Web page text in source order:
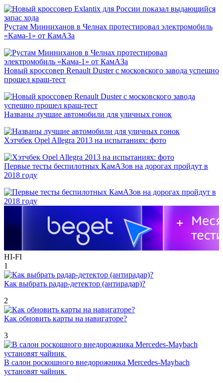
Рустам Минниханов в Челнах протестировал электромобиль
«Кама-1» от КамАЗа
Новый кроссовер Renault Duster с московского завода успешно
прошел краш-тест
Названы лучшие автомобили для уличных гонок
Хэтчбек Opel Allegra 2013 на испытаниях: фото
Первые тесты беспилотных КамАЗов на дорогах пройдут в
2018 году
HI-FI
1
Как выбрать радар-детектор (антирадар)?
2
Как обновить карты на навигаторе?
3
В салон роскошного внедорожника Mercedes-Maybach
установят чайник